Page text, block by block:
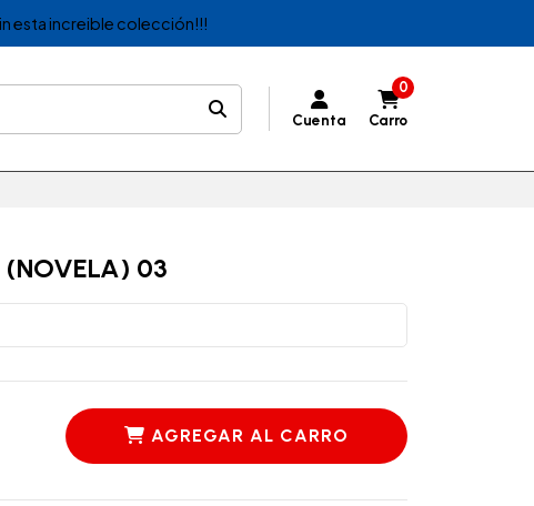
esta increible colección!!!
Cuenta
0
Carro
(NOVELA) 03
AGREGAR AL CARRO